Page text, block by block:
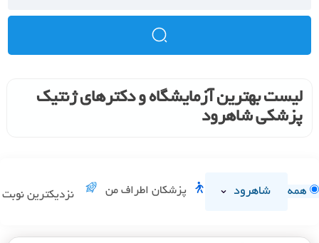
لیست بهترین آزمایشگاه و دکترهای ژنتیک
پزشکی شاهرود
همه شاهرود پزشکان اطراف من نزدیکترین نوبت